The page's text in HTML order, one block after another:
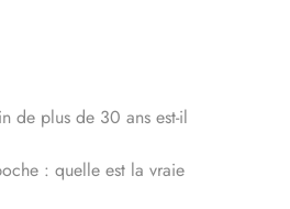
de plus de 30 ans est-il
: quelle est la vraie